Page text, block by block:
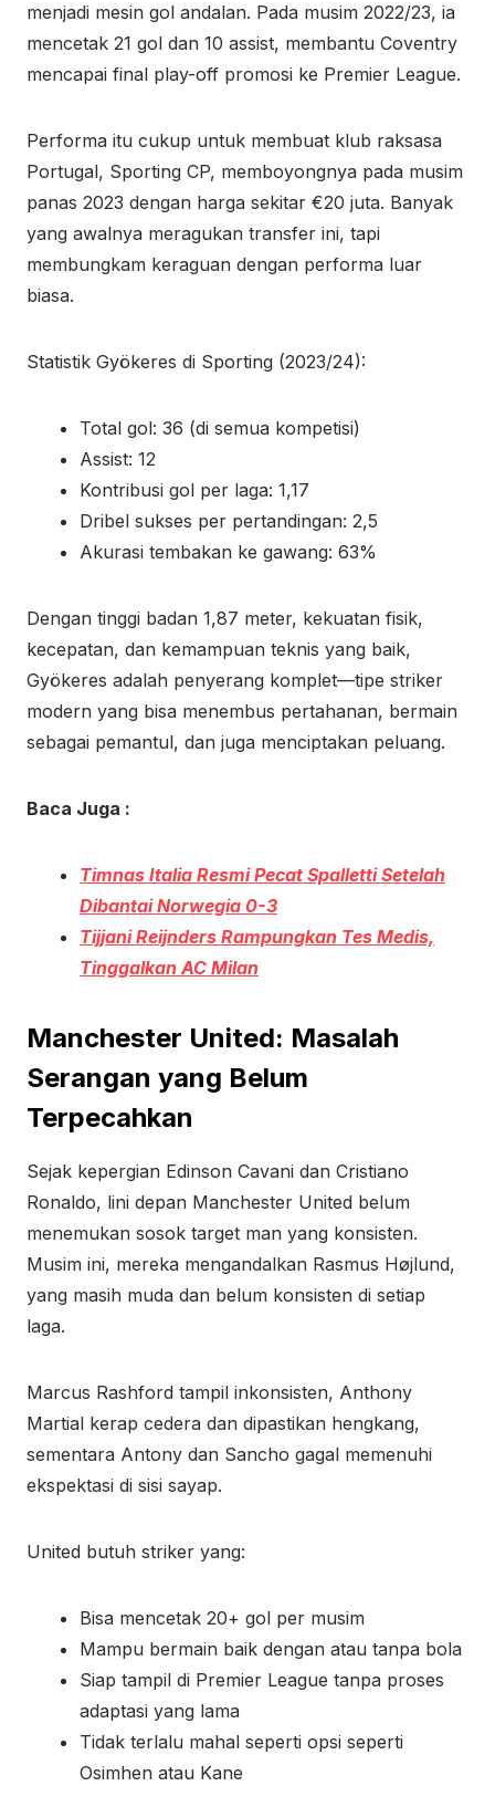
menjadi mesin gol andalan. Pada musim 2022/23, ia
mencetak 21 gol dan 10 assist, membantu Coventry
mencapai final play-off promosi ke Premier League.
Performa itu cukup untuk membuat klub raksasa
Portugal, Sporting CP, memboyongnya pada musim
panas 2023 dengan harga sekitar €20 juta. Banyak
yang awalnya meragukan transfer ini, tapi
membungkam keraguan dengan performa luar
biasa.
Statistik Gyökeres di Sporting (2023/24):
Total gol: 36 (di semua kompetisi)
Assist: 12
Kontribusi gol per laga: 1,17
Dribel sukses per pertandingan: 2,5
Akurasi tembakan ke gawang: 63%
Dengan tinggi badan 1,87 meter, kekuatan fisik,
kecepatan, dan kemampuan teknis yang baik,
Gyökeres adalah penyerang komplet—tipe striker
modern yang bisa menembus pertahanan, bermain
sebagai pemantul, dan juga menciptakan peluang.
Baca Juga :
Timnas Italia Resmi Pecat Spalletti Setelah
Dibantai Norwegia 0-3
Tijjani Reijnders Rampungkan Tes Medis,
Tinggalkan AC Milan
Manchester United: Masalah
Serangan yang Belum
Terpecahkan
Sejak kepergian Edinson Cavani dan Cristiano
Ronaldo, lini depan Manchester United belum
menemukan sosok target man yang konsisten.
Musim ini, mereka mengandalkan Rasmus Højlund,
yang masih muda dan belum konsisten di setiap
laga.
Marcus Rashford tampil inkonsisten, Anthony
Martial kerap cedera dan dipastikan hengkang,
sementara Antony dan Sancho gagal memenuhi
ekspektasi di sisi sayap.
United butuh striker yang:
Bisa mencetak 20+ gol per musim
Mampu bermain baik dengan atau tanpa bola
Siap tampil di Premier League tanpa proses
adaptasi yang lama
Tidak terlalu mahal seperti opsi seperti
Osimhen atau Kane